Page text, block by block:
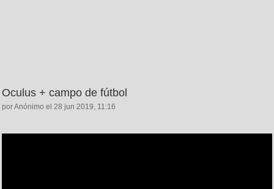
Oculus + campo de fútbol
por Anónimo el 28 jun 2019, 11:16